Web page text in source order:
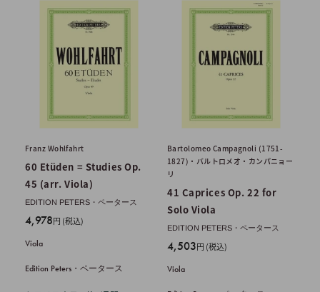
Franz Wohlfahrt
60 Etüden = Studies Op.
45 (arr. Viola)
EDITION PETERS・ペータース
販
価
格
4,978円 (税込)
Viola
Edition Peters・ペータース
Bartolomeo Campagnoli (1751-
1827)・バルトロメオ・カンパニョー
リ
41 Caprices Op. 22 for
Solo Viola
EDITION PETERS・ペータース
販
価
4,503円 (税込)
Viola